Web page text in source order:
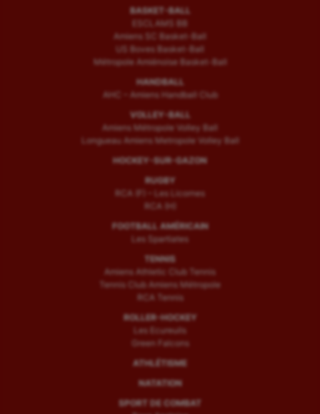
BASKET-BALL
ESCLAMS BB
Amiens SC Basket-Ball
US Boves Basket-Ball
Métropole Amiénoise Basket-Ball
HANDBALL
AHC – Amiens Handball Club
VOLLEY-BALL
Amiens Métropole Volley Ball
Longueau Amiens Metropole Volley Ball
HOCKEY-SUR-GAZON
RUGBY
RCA (F) – Les Licornes
RCA (H)
FOOTBALL AMÉRICAIN
Les Spartiates
TENNIS
Amiens Athletic Club Tennis
Tennis Club Amiens Métropole
RCA Tennis
ROLLER-HOCKEY
Les Ecureuils
Green Falcons
ATHLÉTISME
NATATION
SPORT DE COMBAT